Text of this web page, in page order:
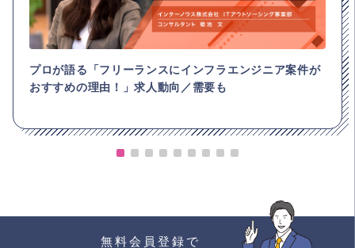
プロが語る「フリーランスにインフラエンジニア案件が
おすすめの理由！」求人動向／需要も
無料会員登録で